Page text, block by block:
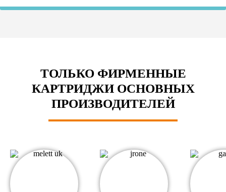
ТОЛЬКО ФИРМЕННЫЕ
КАРТРИДЖИ ОСНОВНЫХ
ПРОИЗВОДИТЕЛЕЙ